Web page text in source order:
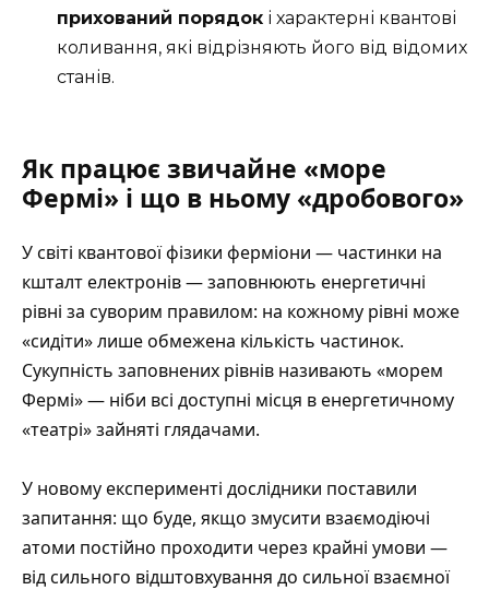
прихований порядок і характерні квантові
коливання, які відрізняють його від відомих
станів.
Як працює звичайне «море
Фермі» і що в ньому «дробового»
У світі квантової фізики ферміони — частинки на
кшталт електронів — заповнюють енергетичні
рівні за суворим правилом: на кожному рівні може
«сидіти» лише обмежена кількість частинок.
Сукупність заповнених рівнів називають «морем
Фермі» — ніби всі доступні місця в енергетичному
«театрі» зайняті глядачами.
У новому експерименті дослідники поставили
запитання: що буде, якщо змусити взаємодіючі
атоми постійно проходити через крайні умови —
від сильного відштовхування до сильної взаємної